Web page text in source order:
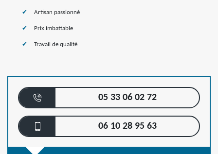
Artisan passionné
Prix imbattable
Travail de qualité
05 33 06 02 72
06 10 28 95 63